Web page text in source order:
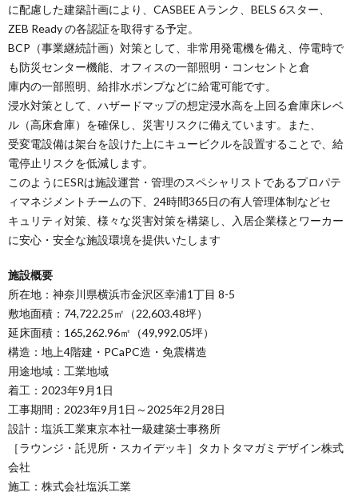
に配慮した建築計画により、CASBEE Aランク、BELS 6スター、
ZEB Ready の各認証を取得する予定。
BCP（事業継続計画）対策として、非常用発電機を備え、停電時で
も防災センター機能、オフィスの一部照明・コンセントと倉
庫内の一部照明、給排水ポンプなどに給電可能です。
浸水対策として、ハザードマップの想定浸水高を上回る倉庫床レベ
ル（高床倉庫）を確保し、災害リスクに備えています。また、
受変電設備は架台を設けた上にキュービクルを設置することで、給
電停止リスクを低減します。
このようにESRは施設運営・管理のスペシャリストであるプロパテ
ィマネジメントチームの下、24時間365日の有人管理体制などセ
キュリティ対策、様々な災害対策を構築し、入居企業様とワーカー
に安心・安全な施設環境を提供いたします
施設概要
所在地：神奈川県横浜市金沢区幸浦1丁目 8-5
敷地面積：74,722.25㎡（22,603.48坪）
延床面積：165,262.96㎡（49,992.05坪）
構造：地上4階建・PCaPC造・免震構造
用途地域：工業地域
着工：2023年9月1日
工事期間：2023年9月1日～2025年2月28日
設計：塩浜工業東京本社一級建築士事務所
［ラウンジ・託児所・スカイデッキ］タカトタマガミデザイン株式
会社
施工：株式会社塩浜工業